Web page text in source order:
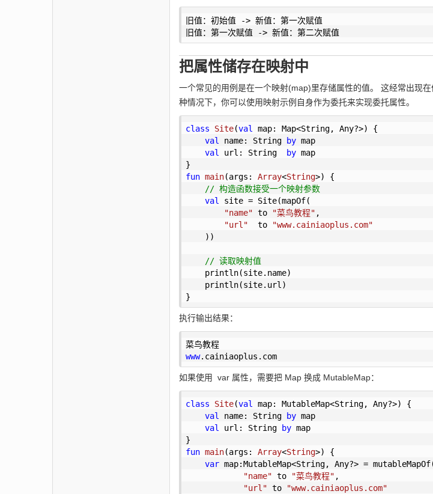
旧值：初始值 -> 新值：第一次赋值
旧值：第一次赋值 -> 新值：第二次赋值
把属性储存在映射中
一个常见的用例是在一个映射(map)里存储属性的值。 这经常出现
种情况下，你可以使用映射示例自身作为委托来实现委托属性。
class Site(val
map: Map<String, Any?>) {
val
name: String by map
val
url: String by map
fun main(args: Array<String>)
{
// 构造函数接受一个映射参数
val
site = Site(mapOf(
"name" to "菜鸟教程" ,
"url" to
"www.cainiaoplus.com"
))
// 读取映射值
println(site.name)
println(site.url)
}
执行输出结果：
菜鸟教程
www.cainiaoplus .com
如果使用 var 属性，需要把 Map 换成 MutableMap：
class Site(val
map: MutableMap<String, Any?>) {
val
name: String by map
val
url: String by map
fun main(args: Array<String>)
{
var map:MutableMap<String, Any?> =
"name" to "菜鸟教程" ,
"url" to "www.cainiaoplus.com"